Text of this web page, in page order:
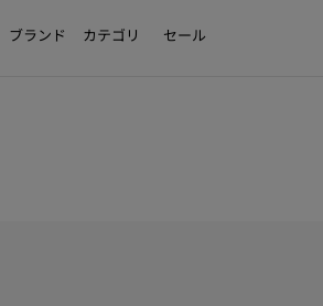
ブランド カテゴリ セール